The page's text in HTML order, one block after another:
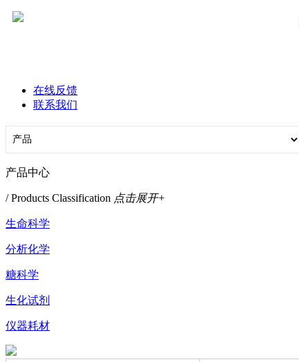
在线反馈
联系我们
产品中心
/ Products Classification 点击展开+
生命科学
分析化学
糖科学
生化试剂
仪器耗材